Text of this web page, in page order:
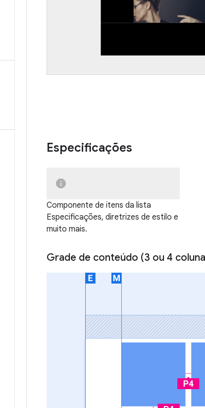
Especificações
Componente de itens da lista
Especificações, diretrizes de estilo e
muito mais.
Grade de conteúdo (3 ou 4